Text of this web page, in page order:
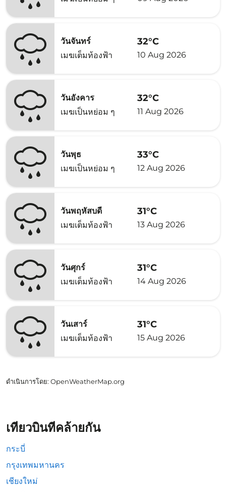
วันจันทร์
เมฆเต็มท้องฟ้า
32°C
10 Aug 2026
วันอังคาร
เมฆเป็นหย่อม ๆ
32°C
11 Aug 2026
วันพุธ
เมฆเป็นหย่อม ๆ
33°C
12 Aug 2026
วันพฤหัสบดี
เมฆเต็มท้องฟ้า
31°C
13 Aug 2026
วันศุกร์
เมฆเต็มท้องฟ้า
31°C
14 Aug 2026
วันเสาร์
เมฆเต็มท้องฟ้า
31°C
15 Aug 2026
ดำเนินการโดย: OpenWeatherMap.org
เที่ยวบินที่คล้ายกัน
กระบี่
กรุงเทพมหานคร
เชียงใหม่